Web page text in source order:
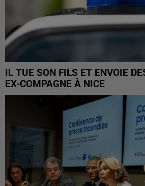
IL TUE SON FILS ET ENVOIE
EX-COMPAGNE À NICE